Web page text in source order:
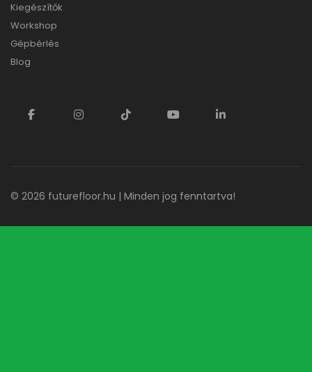
Kiegészítők
Workshop
Gépbérlés
Blog
© 2026 futurefloor.hu | Minden jog fenntartva!